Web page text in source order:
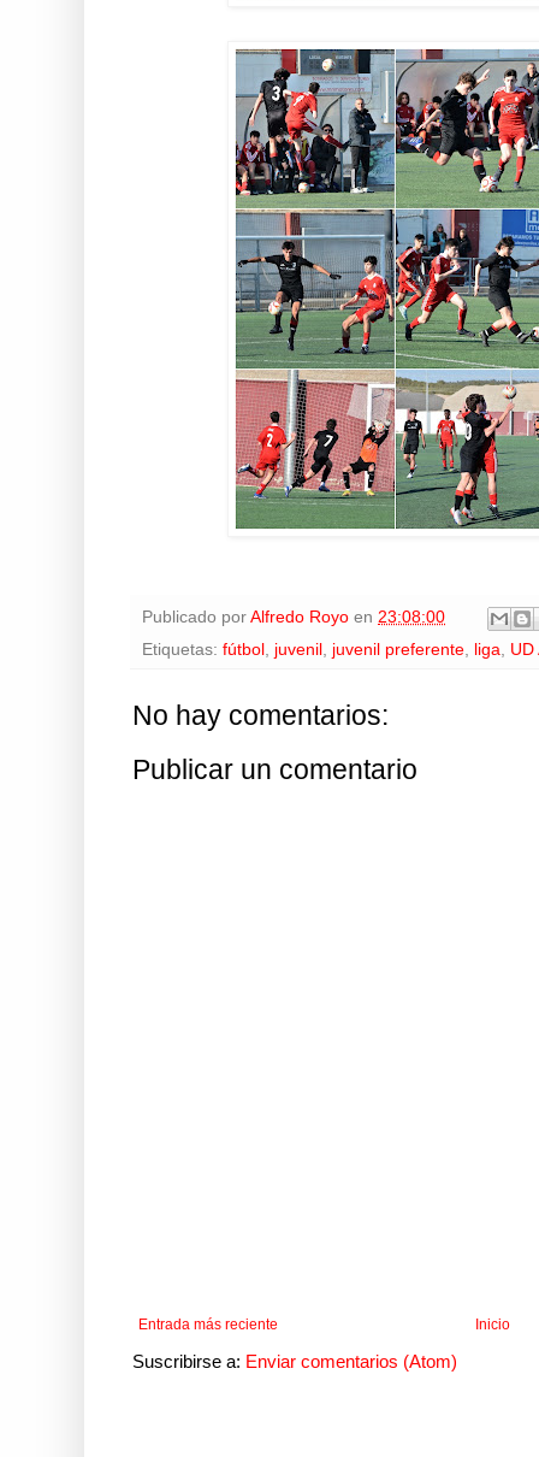
Publicado por Alfredo Royo en 23:08:00
Etiquetas: fútbol , juvenil , juvenil preferente, liga, UD
No hay comentarios:
Publicar un comentario
Entrada más reciente Inicio
Suscribirse a: Enviar comentarios (Atom)